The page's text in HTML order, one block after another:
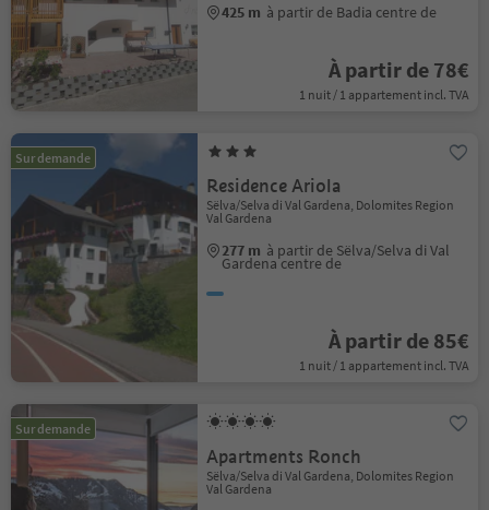
425 m à partir de Badia centre de
À partir de 78€
1 nuit / 1 appartement incl. TVA
Sur demande
Residence Ariola
Sëlva/Selva di Val Gardena, Dolomites Region
Val Gardena
277 m à partir de Sëlva/Selva di Val
Gardena centre de
À partir de 85€
1 nuit / 1 appartement incl. TVA
Sur demande
Apartments Ronch
Sëlva/Selva di Val Gardena, Dolomites Region
Val Gardena